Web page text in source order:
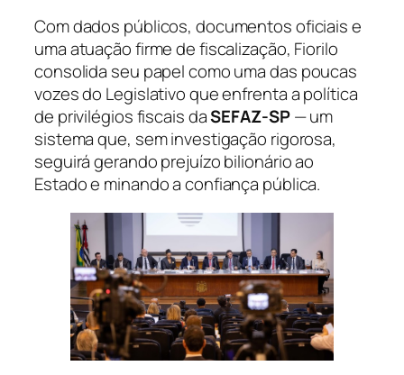
Com dados públicos, documentos oficiais e
uma atuação firme de fiscalização, Fiorilo
consolida seu papel como uma das poucas
vozes do Legislativo que enfrenta a política
de privilégios fiscais daSEFAZ-SP— um
sistema que, sem investigação rigorosa,
seguirá gerando prejuízo bilionário ao
Estado e minando a confiança pública.